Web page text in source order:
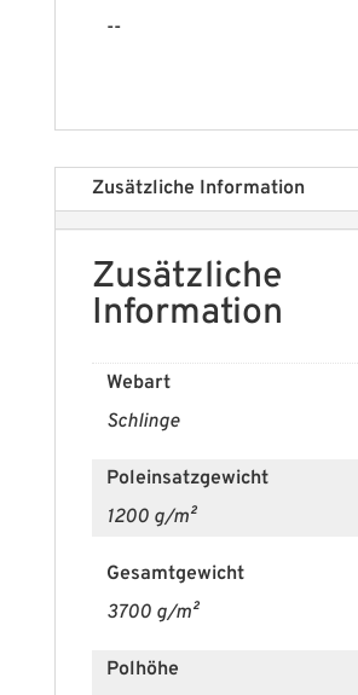
--
Zusätzliche Information
Zusätzliche
Information
Webart
Schlinge
Poleinsatzgewicht
1200 g/m²
Gesamtgewicht
3700 g/m²
Polhöhe